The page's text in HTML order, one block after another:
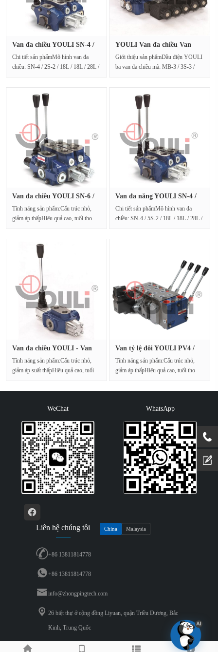
Van đa chiều YOULI SN-4 /
Chi tiết sản phẩmMô hình van đa
chiều: SN-4 / 2S-2 / 18L / 18L / 28L /
YOULI Van đa chiều Van
Giới thiệu sản phẩmDầu điện YOULI
ba van đa chiều mã: MB-3 / 3S-3 /
Van đa chiều YOULI SN-6 /
Tính năng sản phẩm:Cấu trúc nhỏ,
giảm áp thấpHiệu quả cao, tuổi thọ
Van đa năng YOULI SN-4 /
Chi tiết sản phẩmMô hình van đa
chiều: SN-4 / 5S-2 / 18L / 18L / 28L /
Van đa chiều YOULI - Van
Tính năng sản phẩm:Cấu trúc nhỏ,
giảm áp suất thấpHiệu quả cao, tuổi
Van tỷ lệ đôi YOULI PV4 /
Tính năng sản phẩm:Cấu trúc nhỏ,
giảm áp thấpHiệu quả cao, tuổi thọ
WeChat WhatsApp
Liên hệ chúng tôi China Malaysia
+86 13811814778
+86 13811814778
info@zhongpingtech.com
26 biệt thự ở cộng đồng Liyuan, quận Triều Dương, Bắc
Kinh, Trung Quốc